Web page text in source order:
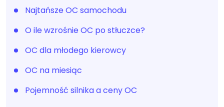
Najtańsze OC samochodu
O ile wzrośnie OC po stłuczce?
OC dla młodego kierowcy
OC na miesiąc
Pojemność silnika a ceny OC